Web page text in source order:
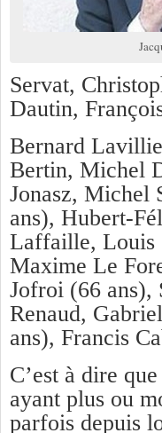
Servat,
Dautin,
Bernard
Bertin, Michel
Jonasz, Michel
ans), Hubert-
Laffaille, Louis
Maxime Le
Jofroi (66 ans),
Renaud,
ans), Francis
C’est à dire
ayant plus ou
parfois depuis